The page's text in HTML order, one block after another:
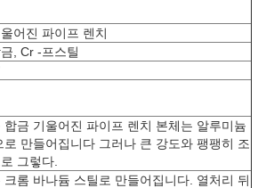
어진 파이프 렌치
, Cr -프스틸
합금 기울어진 파이프 렌치 본체는 알루미늄
로 만들어집니다 그러나 큰 강도와 팽팽히 조
그렇다.
크롬 바나듐 스틸로 만들어집니다. 열처리 뒤